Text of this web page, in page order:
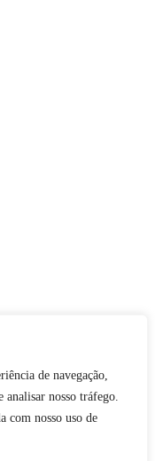
de navegação,
analisar nosso tráfego.
com nosso uso de